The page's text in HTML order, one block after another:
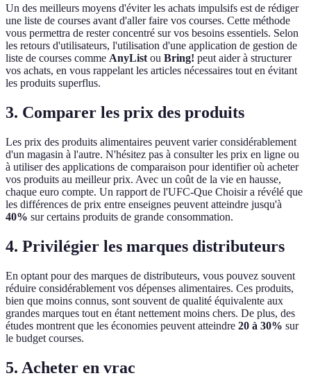
Un des meilleurs moyens d'éviter les achats impulsifs est de rédiger
une liste de courses avant d'aller faire vos courses. Cette méthode
vous permettra de rester concentré sur vos besoins essentiels. Selon
les retours d'utilisateurs, l'utilisation d'une application de gestion de
liste de courses comme AnyList ou Bring! peut aider à structurer
vos achats, en vous rappelant les articles nécessaires tout en évitant
les produits superflus.
3. Comparer les prix des produits
Les prix des produits alimentaires peuvent varier considérablement
d'un magasin à l'autre. N'hésitez pas à consulter les prix en ligne ou
à utiliser des applications de comparaison pour identifier où acheter
vos produits au meilleur prix. Avec un coût de la vie en hausse,
chaque euro compte. Un rapport de l'UFC-Que Choisir a révélé que
les différences de prix entre enseignes peuvent atteindre jusqu'à
40% sur certains produits de grande consommation.
4. Privilégier les marques distributeurs
En optant pour des marques de distributeurs, vous pouvez souvent
réduire considérablement vos dépenses alimentaires. Ces produits,
bien que moins connus, sont souvent de qualité équivalente aux
grandes marques tout en étant nettement moins chers. De plus, des
études montrent que les économies peuvent atteindre 20 à 30% sur
le budget courses.
5. Acheter en vrac